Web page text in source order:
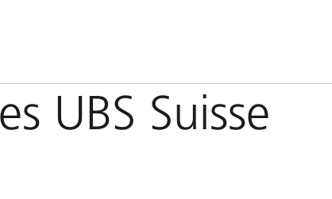
UBS Suisse